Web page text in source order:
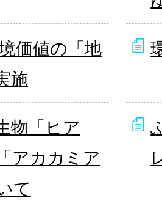
価値の「地
施
物「ヒア
アカカミア
て